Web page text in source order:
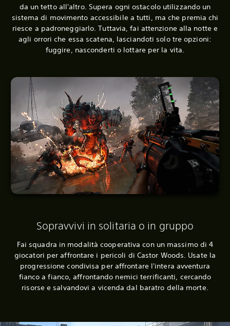
da un tetto all'altro. Supera ogni ostacolo utilizzando un
sistema di movimento accessibile a tutti, ma che premia chi
riesce a padroneggiarlo. Tuttavia, fai attenzione alla notte e
agli orrori che essa scatena, lasciandoti solo tre opzioni:
fuggire, nasconderti o lottare per la vita.
Sopravvivi in solitaria o in gruppo
Fai squadra in modalità cooperativa con un massimo di 4
giocatori per affrontare i pericoli di Castor Woods. Usate la
progressione condivisa per affrontare l'intera avventura
fianco a fianco, affrontando nemici terrificanti, cercando
risorse e salvandovi a vicenda dal baratro della morte.